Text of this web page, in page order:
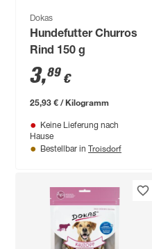
Dokas
Hundefutter Churros
Rind 150 g
3,89 €
25,93 € / Kilogramm
Keine Lieferung nach
Hause
Bestellbar in Troisdorf